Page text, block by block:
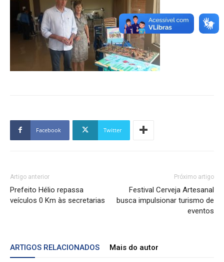
Facebook Twitter
Artigo anterior
Prefeito Hélio repassa
veículos 0 Km às secretarias
Próximo artigo
Festival Cerveja Artesanal
busca impulsionar turismo de
eventos
ARTIGOS RELACIONADOS Mais do autor